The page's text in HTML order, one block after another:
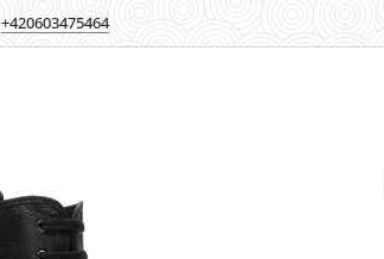
+420603475464